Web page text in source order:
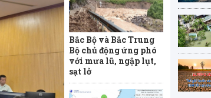
Bắc Bộ và Bắc Trung
Bộ chủ động ứng phó
với mưa lũ, ngập lụt,
sạt lở